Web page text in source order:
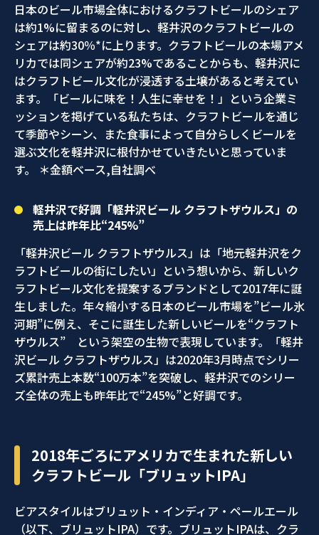
日本のビール市場全体におけるクラフトビールのシェア
は約1%に留まるのに対し、軽井沢のクラフトビールの
シェアは約30％*に上ります。クラフトビールの本場アメ
リカでは同シェアが約23%であることからも、軽井沢に
はクラフトビール文化が浸透する土壌があると考えてい
ます。「ビールに味を！人生に幸せを！」という企業ミ
ッションを掲げている私たちは、クラフトビールを通じ
て季節やシーン、また食事によって自分らしくビールを
選ぶ文化を軽井沢に根付かせていきたいと思っていま
す。 ＊金額ベース,自社調べ
軽井沢で好調「軽井沢ビール クラフトザウルス」の
売上は昨年比“245%”
「軽井沢ビール クラフトザウルス」は「地元軽井沢をク
ラフトビールの街にしたい」という想いから、新しいク
ラフトビール文化を提案するブランドとして2017年に誕
生しました。年々縮小する日本のビール市場を”ビール氷
河期”に例え、そこに誕生した新しいビールを“クラフト
ザウルス” という架空の生物で表現しています。「軽井
沢ビール クラフトザウルス」は2020年3月時点でシリー
ズ累計売上本数“100万本”を突破し、軽井沢でのシリー
ズ全体の売上も昨年比で“245%”と好調です。
2018年ごろにアメリカで生まれた新しい
クラフトビール「ブリュットIPA」
ビアスタイルはブリュット・インディア・ペールエール
（以下、ブリュットIPA）です。ブリュットIPAは、クラ